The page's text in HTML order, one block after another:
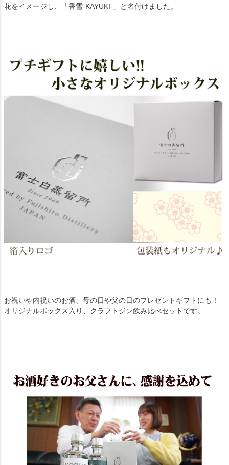
花をイメージし、「香雪-KAYUKI-」と名付けました。
お祝いや内祝いのお酒、母の日や父の日のプレゼントギフトにも！
オリジナルボックス入り、クラフトジン飲み比べセットです。